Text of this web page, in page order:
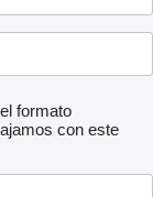
formato
con este